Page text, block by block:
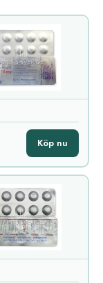
Köp nu